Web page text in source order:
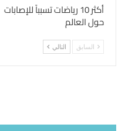
أكثر 10 رياضات تسبباً للإصابات
حول العالم
السابق التالي